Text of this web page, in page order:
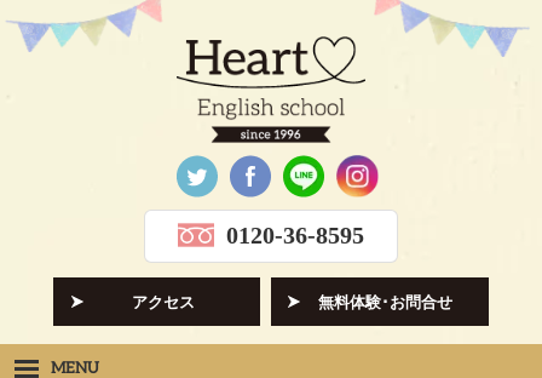
0120-36-8595
アクセス 無料体験･お問合せ
MENU